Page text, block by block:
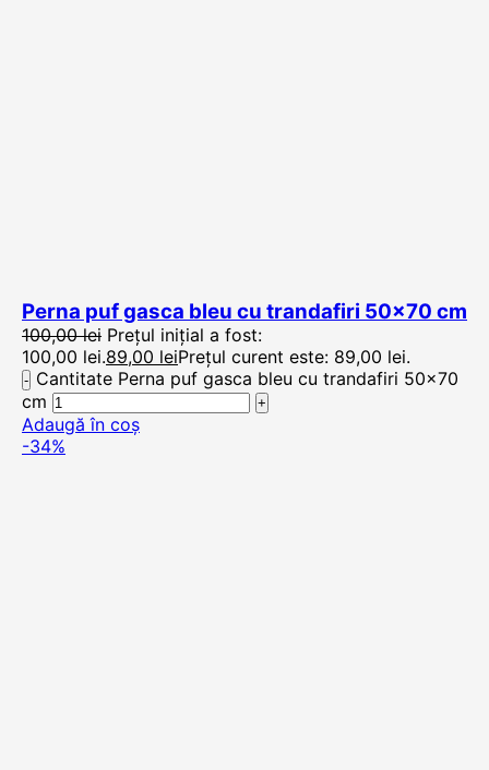
Perna puf gasca bleu cu trandafiri 50×70 cm
100,00lei Prețul inițial a fost:
100,00 lei.89,00 leiPrețul curent este: 89,00 lei.
Cantitate Perna puf gasca bleu cu trandafiri 50x70
cm
Adaugă în coș
-34%